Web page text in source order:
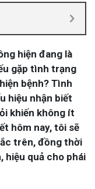
hiện đang là
gặp tình trạng
bệnh? Tình
hiệu nhận biết
khiến không ít
hôm nay, tôi sẽ
trên, đồng thời
hiệu quả cho phái